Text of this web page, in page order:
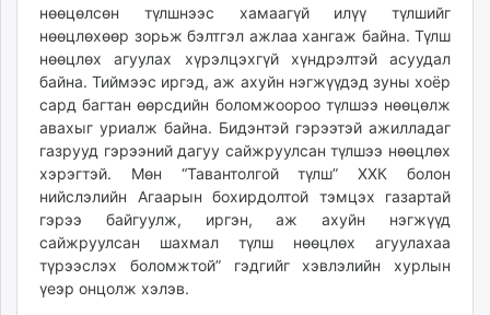
нөөцөлсөн түлшнээс хамаагүй илүү түлшийг
нөөцлөхөөр зорьж бэлтгэл ажлаа хангаж байна. Түлш
нөөцлөх агуулах хүрэлцэхгүй хүндрэлтэй асуудал
байна. Тиймээс иргэд, аж ахуйн нэгжүүдэд зуны хоёр
сард багтан өөрсдийн боломжоороо түлшээ нөөцөлж
авахыг уриалж байна. Бидэнтэй гэрээтэй ажилладаг
газрууд гэрээний дагуу сайжруулсан түлшээ нөөцлөх
хэрэгтэй. Мөн “Тавантолгой түлш” ХХК болон
нийслэлийн Агаарын бохирдолтой тэмцэх газартай
гэрээ байгуулж, иргэн, аж ахуйн нэгжүүд
сайжруулсан шахмал түлш нөөцлөх агуулахаа
түрээслэх боломжтой” гэдгийг хэвлэлийн хурлын
үеэр онцолж хэлэв.